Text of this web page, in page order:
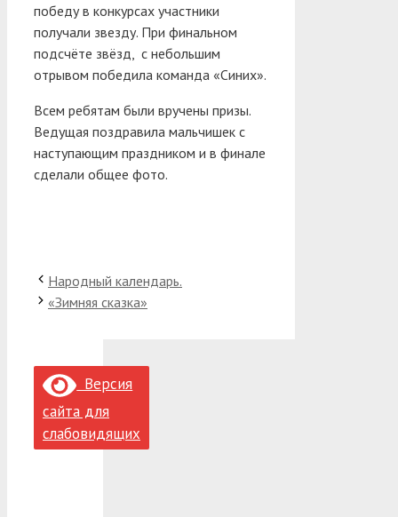
победу в конкурсах участники
получали звезду. При финальном
подсчёте звёзд, с небольшим
отрывом победила команда «Синих».
Всем ребятам были вручены призы.
Ведущая поздравила мальчишек с
наступающим праздником и в финале
сделали общее фото.
Народный календарь.
«Зимняя сказка»
Версия
сайта для
слабовидящих